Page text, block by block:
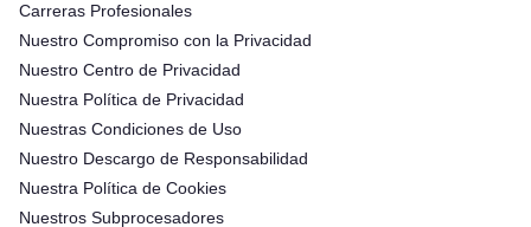
Carreras Profesionales
Nuestro Compromiso con la Privacidad
Nuestro Centro de Privacidad
Nuestra Política de Privacidad
Nuestras Condiciones de Uso
Nuestro Descargo de Responsabilidad
Nuestra Política de Cookies
Nuestros Subprocesadores